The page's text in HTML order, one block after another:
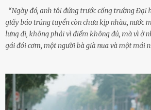
bánh rời khỏi bến...
“Ngày đó, anh tôi đứng trước cổng trường Đại
giấy báo trúng tuyển còn chưa kịp nhàu, nước
lưng đi, không phải vì điểm không đủ, mà vì ở
gái đói cơm, một người bà già nua và một mái
có tin tức. Mọi gánh nặng đổ dồn lên đôi vai
cụ Nguyễn Thị Đào – và cậu con trai cả là Trí,
Trí là học sinh giỏi toàn huyện, học lớp 12